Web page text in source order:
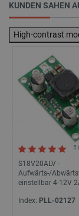
KUNDEN SAHEN
High-contrast
5
S18V20ALV -
Aufwärts-/
einstellbar 4-12V
Index: PLL-02127